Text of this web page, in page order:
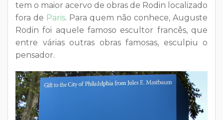
tem o maior acervo de obras de Rodin localizado
fora de Paris. Para quem não conhece, Auguste
Rodin foi aquele famoso escultor francês, que
entre várias outras obras famosas, esculpiu o
pensador.